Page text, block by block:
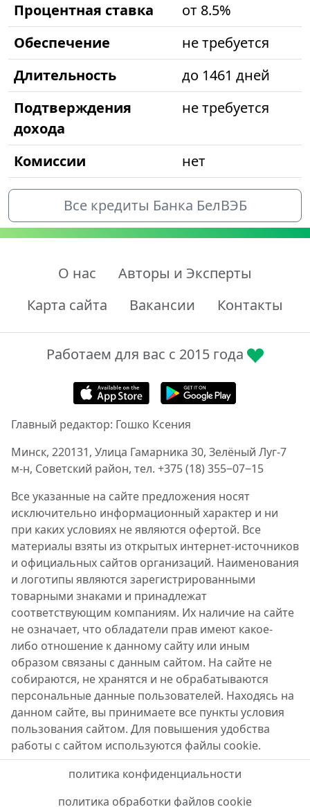
Процентная ставка
от 8.5%
Обеспечение
не требуется
Длительность
до 1461 дней
Подтверждения
дохода
не требуется
Комиссии нет
Все кредиты Банка БелВЭБ
О нас
Авторы и Эксперты
Карта сайта
Вакансии Контакты
Работаем для вас с 2015 года
Главный редактор: Гошко Ксения
Минск, 220131, Улица Гамарника 30, Зелёный Луг-7
м-н, Советский район, тел. +375 (18) 355‒07‒15
Все указанные на сайте предложения носят
исключительно информационный характер и ни
при каких условиях не являются офертой. Все
материалы взяты из открытых интернет-источников
и официальных сайтов организаций. Наименования
и логотипы являются зарегистрированными
товарными знаками и принадлежат
соответствующим компаниям. Их наличие на сайте
не означает, что обладатели прав имеют какое-
либо отношение к данному сайту или иным
образом связаны с данным сайтом. На сайте не
собираются, не хранятся и не обрабатываются
персональные данные пользователей. Находясь на
данном сайте, вы принимаете все пункты условия
пользования сайтом. Для повышения удобства
работы с сайтом используются файлы cookie.
политика конфиденциальности
политика обработки файлов cookie